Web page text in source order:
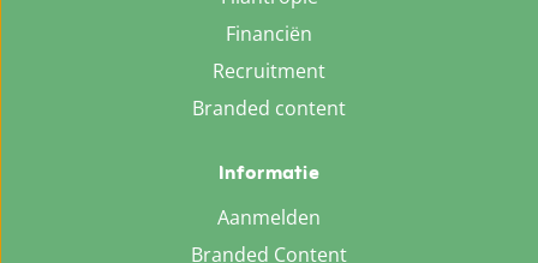
Financiën
Recruitment
Branded content
Informatie
Aanmelden
Branded Content